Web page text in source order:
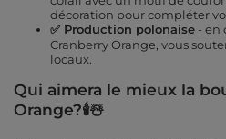
décoration pour compléter
✅ Production polonaise - en
Cranberry Orange, vous
locaux.
Qui aimera le mieux la
Orange?🕯️☃️